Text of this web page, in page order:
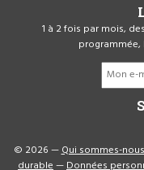
1 à 2 fois par mois,
© 2026 —Qui sommes-nous
durable—Données